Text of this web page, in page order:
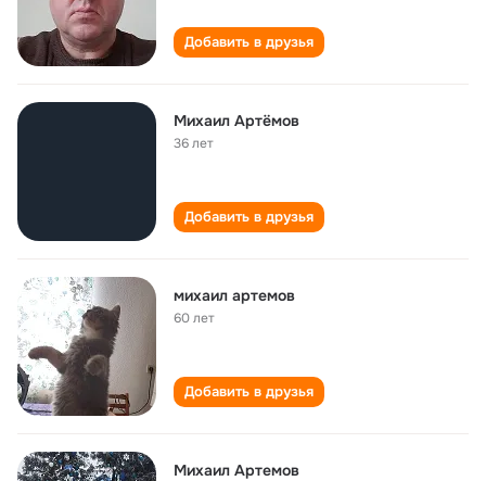
Добавить в друзья
Михаил Артёмов
36 лет
Добавить в друзья
михаил артемов
60 лет
Добавить в друзья
Михаил Артемов